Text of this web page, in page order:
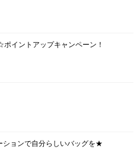
イントアップキャンペーン！
ションで自分らしいバッグを★